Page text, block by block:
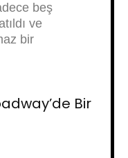
beş
ve
bir
Bir